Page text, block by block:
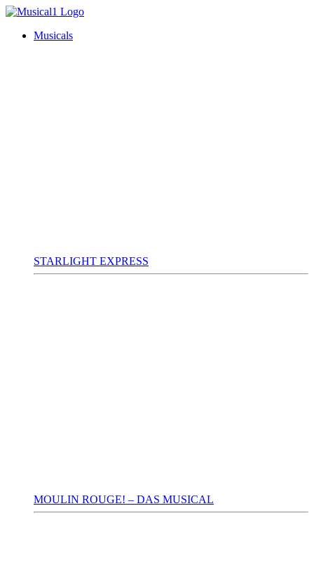
Musicals
STARLIGHT EXPRESS
MOULIN ROUGE! – DAS MUSICAL